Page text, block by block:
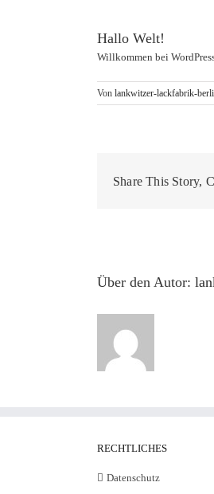
Hallo Welt!
Willkommen bei
Von lankwitzer-lackfabrik-
Share This Story,
Über den Autor:
RECHTLICHES
Datenschutz